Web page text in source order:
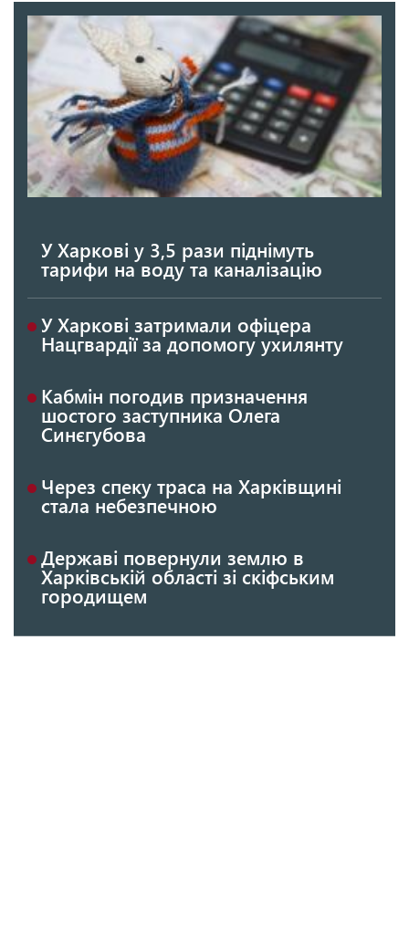
У Харкові у 3,5 рази піднімуть
тарифи на воду та каналізацію
У Харкові затримали офіцера
Нацгвардії за допомогу ухилянту
Кабмін погодив призначення
шостого заступника Олега
Синєгубова
Через спеку траса на Харківщині
стала небезпечною
Державі повернули землю в
Харківській області зі скіфським
городищем